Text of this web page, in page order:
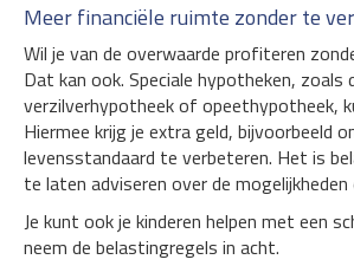
Meer financiële ruimte zonder te
Wil je van de overwaarde profiteren
Dat kan ook. Speciale hypotheken, zoals
verzilverhypotheek of opeethypotheek,
Hiermee krijg je extra geld, bijvoorbeeld
levensstandaard te verbeteren. Het is
te laten adviseren over de
Je kunt ook je kinderen helpen met een
neem de belastingregels in acht.